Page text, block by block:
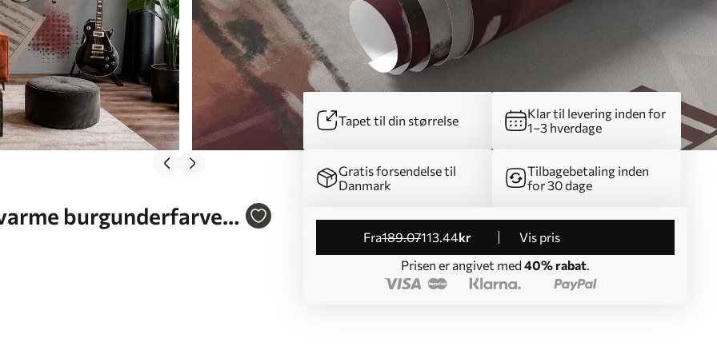
burgunderfarver
Tapet til din størrelse
Klar til levering inden for
1–3 hverdage
Gratis forsendelse til
Danmark
Tilbagebetaling inden
for 30 dage
fra189.07113.44kr
Vis pris
Prisen er angivet med 40% rabat.